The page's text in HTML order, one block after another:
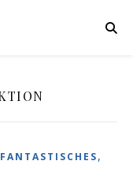
FANTASTISCHES,